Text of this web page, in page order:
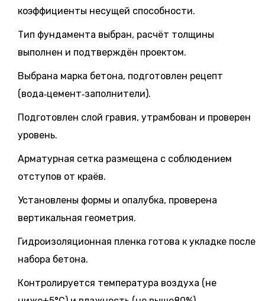
коэффициенты несущей способности.
Тип фундамента выбран, расчёт толщины
выполнен и подтверждён проектом.
Выбрана марка бетона, подготовлен рецепт
(вода‑цемент‑заполнители).
Подготовлен слой гравия, утрамбован и проверен
уровень.
Арматурная сетка размещена с соблюдением
отступов от краёв.
Установлены формы и опалубка, проверена
вертикальная геометрия.
Гидроизоляционная пленка готова к укладке после
набора бетона.
Контролируется температура воздуха (не